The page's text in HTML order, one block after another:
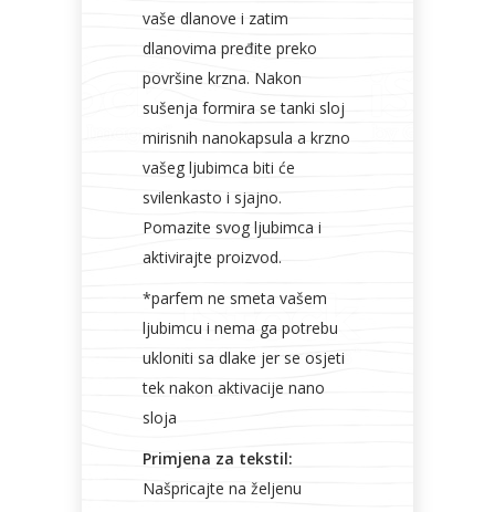
vaše dlanove i zatim
dlanovima pređite preko
površine krzna. Nakon
sušenja formira se tanki sloj
mirisnih nanokapsula a krzno
vašeg ljubimca biti će
svilenkasto i sjajno.
Pomazite svog ljubimca i
aktivirajte proizvod.
*parfem ne smeta vašem
ljubimcu i nema ga potrebu
ukloniti sa dlake jer se osjeti
tek nakon aktivacije nano
sloja
Primjena za tekstil:
Našpricajte na željenu